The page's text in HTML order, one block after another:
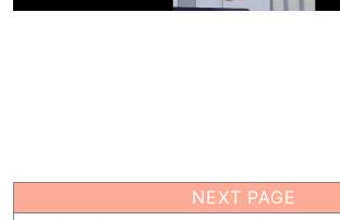
NEXT PAGE